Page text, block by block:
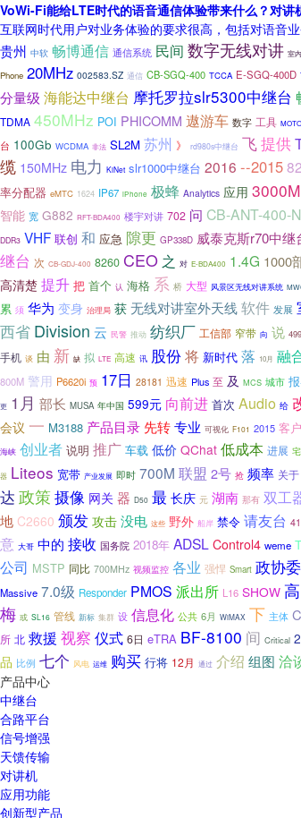
VoWi-Fi能给LTE时代的语音通信体验带来什么？对讲
互联网时代用户对业务体验的要求很高，包括对语音
贵州 中软 畅博通信 通信系统 民间 数字无线对讲 室
Phone 20MHz 002583.SZ 通信 CB-SGQ-400 TCCA E-SGQ-400D
分量级 海能达中继台 摩托罗拉slr5300中继台
TDMA 450MHz POI PHICOMM 遨游车 数字 工具 MOTO
台 100Gb WCDMA 非法 SL2M 苏州 》 rd980s中继台 飞提供
缆 150MHz 电力 KiNet slr1000中继台 2016 --2015
率分配器 eMTC 1624 IP67 iPhone 极蜂 Analytics 应用 3000M
智能 宽 G882 RFT-BDA400 楼宇对讲 702 问 CB-ANT-400-N
DDR3 VHF 联创 和 应急 隙更 GP338D 威泰克斯r70中继
继台 次 CB-GDJ-400 8260 CEO 之 对 E-BDA400 1.4G 1000
高清楚 提升 把 首个 认 海格 系 桥 大型 风景区无线对讲系统
累 须 华为 变身 治理局 获 无线对讲室外天线软件 发展
西省 Division 云 民警 推动 纺织厂 工信部 窄带 向 说
手机 谈 由 新 缺 拟 LTE 高速 讯 股份将 新时代 落 10月 融
800M 警用 P6620i 预 17日 28181 迅速 Plus 至 及 MCS 城市
更 1月 部长 MUSA 年中国 599元 向前进 首次 Audio 给
会议 一 M3188 产品目录 先转专业 可视化 F101 2015 客户
海峡 创业者 说明 推广 车载 低价 QChat 低成本 进展 宅
器 Liteos 宽带 产业发展 即时 700M 联盟 2号 抢 频率 关于
达 政策摄像 网关 器 D50 最 长庆 元 湖南 那有 双工
地 C2660 颁发 攻击 没电 这些 野外 船岸 禁令 请友台
意 大哥 中的 接收 国务院 2018年 ADSL Control4 weme
公司 MSTP 同比 700MHz 视频监控 各业 强悍 Smart 政协
Massive 7.0级 Responder PMOS 派出所 L16 SHOW 高
梅 或 SL16 管线 新标 集群 设 信息化 公共 6月 WiMAX 下 主体
所 北 救援 视察 仪式 6日 eTRA BF-8100 间 Critical
品 比例 七个 风电 运维 购买 行将 12月 通过 介绍 组图 洽
产品中心
中继台
合路平台
信号增强
天馈传输
对讲机
应用功能
创新型产品